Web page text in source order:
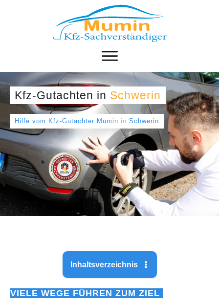
Kfz-Gutachten in Schwerin
Hilfe vom Kfz-Gutachter Mumin in Schwerin
Inhaltsverzeichnis
VIELE WEGE FÜHREN ZUM ZIEL